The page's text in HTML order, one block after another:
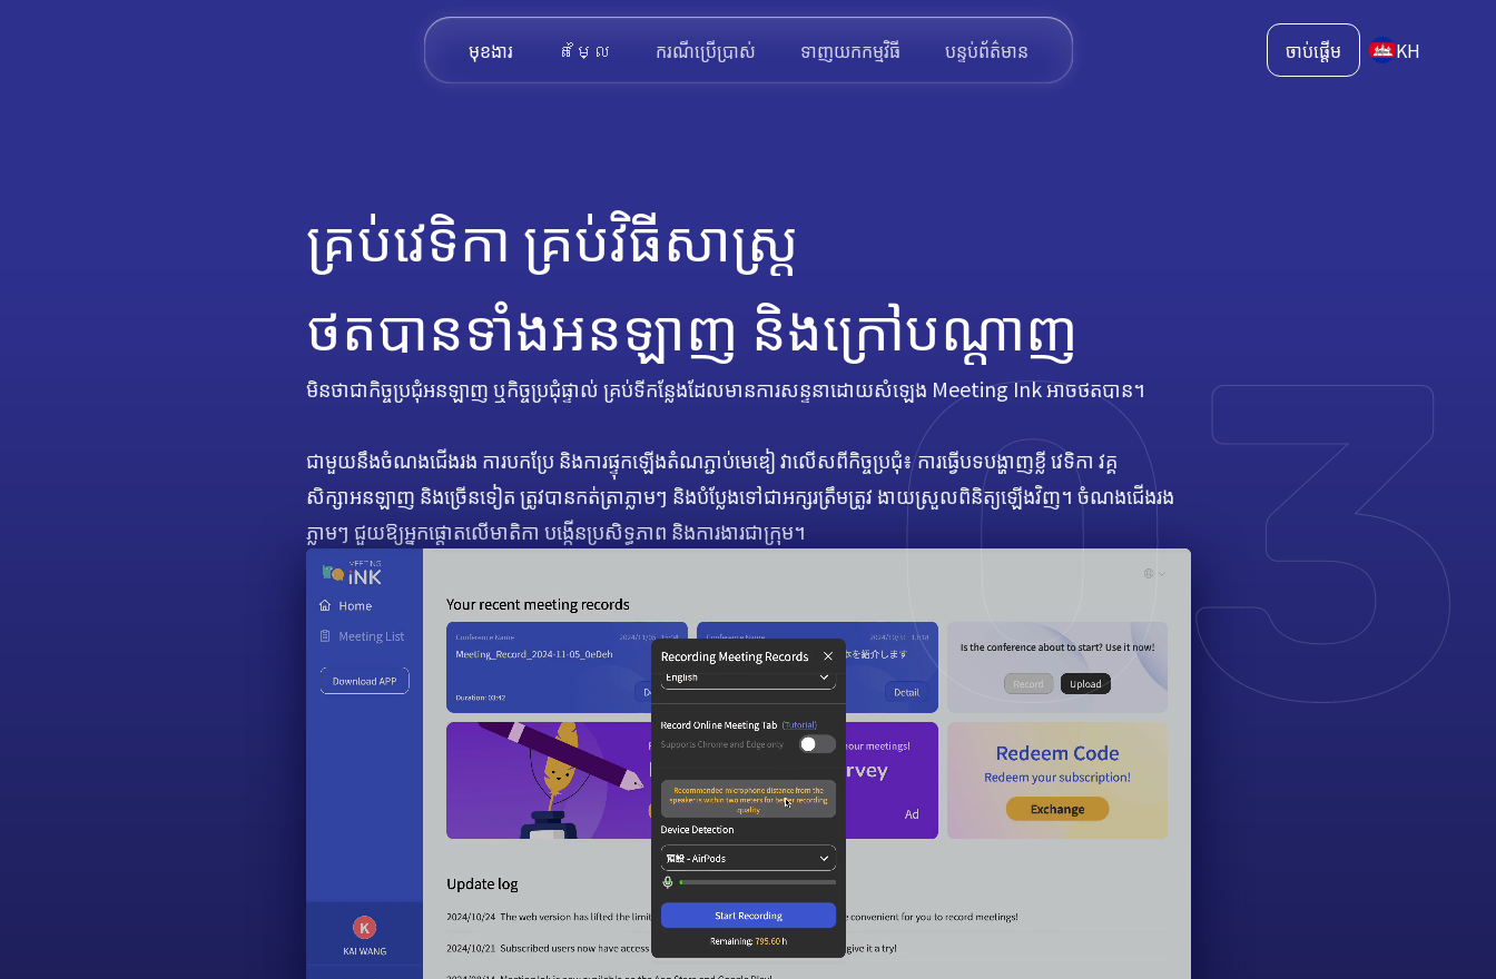
មុខងារ តម្លៃ ករណីប្រើប្រាស់ ទាញយកកម្មវិធី បន្ទប់ព័ត៌មាន ចាប់ផ្ដើម KH
គ្រប់វេទិកា គ្រប់វិធីសាស្ត្រ
ថតបានទាំងអនឡាញ និងក្រៅបណ្តាញ
មិនថាជាកិច្ចប្រជុំអនឡាញ ឬកិច្ចប្រជុំផ្ទាល់ គ្រប់ទីកន្លែងដែលមានការសន្ទនាដោយសំឡេង Meeting Ink អាចថតបាន។
ជាមួយនឹងចំណងជើងរង ការបកប្រែ និងការផ្ទុកឡើងតំណភ្ជាប់មេឌៀ វាលើសពីកិច្ចប្រជុំ៖ ការធ្វើបទបង្ហាញខ្លី វេទិកា វគ្គ
សិក្សាអនឡាញ និងច្រើនទៀត ត្រូវបានកត់ត្រាភ្លាមៗ និងបំប្លែងទៅជាអក្សរត្រឹមត្រូវ ងាយស្រួលពិនិត្យឡើងវិញ។ ចំណងជើងរង
ភ្លាមៗ ជួយឱ្យអ្នកផ្តោតលើមាតិកា បង្កើនប្រសិទ្ធភាព និងការងារជាក្រុម។